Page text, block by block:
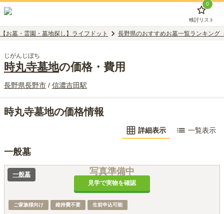
0
検討リスト
【お墓・霊園・墓地探し】ライフドット 長野県のおすすめお墓一覧ランキング
じがんじぼち
時丸寺墓地の価格・費用
長野県長野市 / 信濃吉田駅
時丸寺墓地の価格情報
詳細表示 一覧表示
一般墓
写真準備中
見学で実物を確認
一般墓
ご家族様向け 維持費不要 生前申込可能